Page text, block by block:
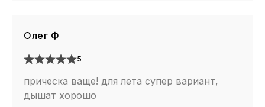
Олег Ф
5
прическа ваще! для лета супер вариант,
дышат хорошо